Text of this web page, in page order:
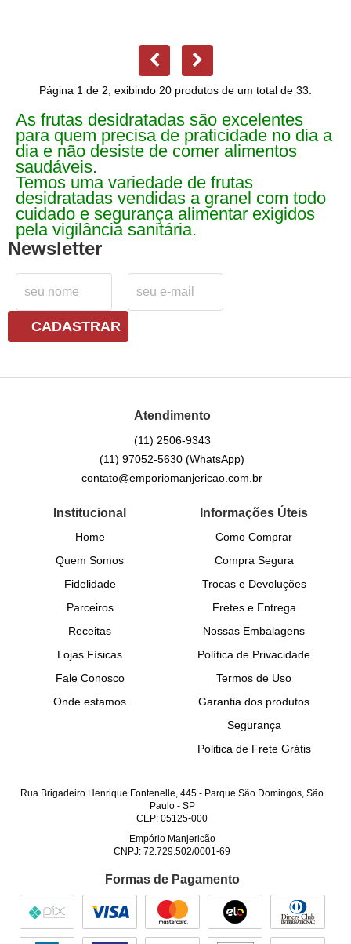
Página 1 de 2, exibindo 20 produtos de um total de 33.
As frutas desidratadas são excelentes
para quem precisa de praticidade no dia a
dia e não desiste de comer alimentos
saudáveis.
Temos uma variedade de frutas
desidratadas vendidas a granel com todo
cuidado e segurança alimentar exigidos
pela vigilância sanitária.
Newsletter
CADASTRAR
Atendimento
(11) 2506-9343
(11) 97052-5630(WhatsApp)
contato@emporiomanjericao.com.br
Institucional
Home
Quem Somos
Fidelidade
Parceiros
Receitas
Lojas Físicas
Fale Conosco
Onde estamos
Informações Úteis
Como Comprar
Compra Segura
Trocas e Devoluções
Fretes e Entrega
Nossas Embalagens
Política de Privacidade
Termos de Uso
Garantia dos produtos
Segurança
Politica de Frete Grátis
Rua Brigadeiro Henrique Fontenelle, 445 - Parque São Domingos, São
Paulo- SP
CEP: 05125-000
Empório Manjericão
CNPJ: 72.729.502/0001-69
Formas de Pagamento